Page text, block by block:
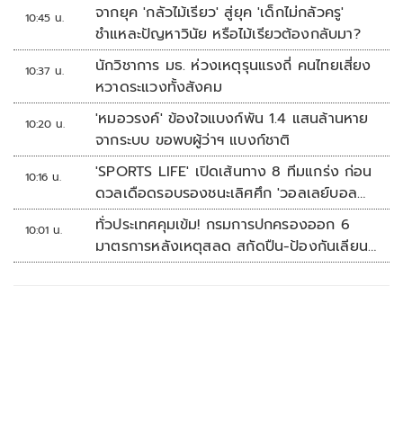
10:45 น.
จากยุค 'กลัวไม้เรียว' สู่ยุค 'เด็กไม่กลัวครู'
ชำแหละปัญหาวินัย หรือไม้เรียวต้องกลับมา?
10:37 น.
นักวิชาการ มธ. ห่วงเหตุรุนแรงถี่ คนไทยเสี่ยง
หวาดระแวงทั้งสังคม
10:20 น.
'หมอวรงค์' ข้องใจแบงก์พัน 1.4 แสนล้านหาย
จากระบบ ขอพบผู้ว่าฯ แบงก์ชาติ
10:16 น.
'SPORTS LIFE' เปิดเส้นทาง 8 ทีมแกร่ง ก่อน
ดวลเดือดรอบรองชนะเลิศศึก 'วอลเลย์บอล
นักเรียน แชมป์กีฬา 7HD 2026'
10:01 น.
ทั่วประเทศคุมเข้ม! กรมการปกครองออก 6
มาตรการหลังเหตุสลด สกัดปืน-ป้องกันเลียน
แบบ